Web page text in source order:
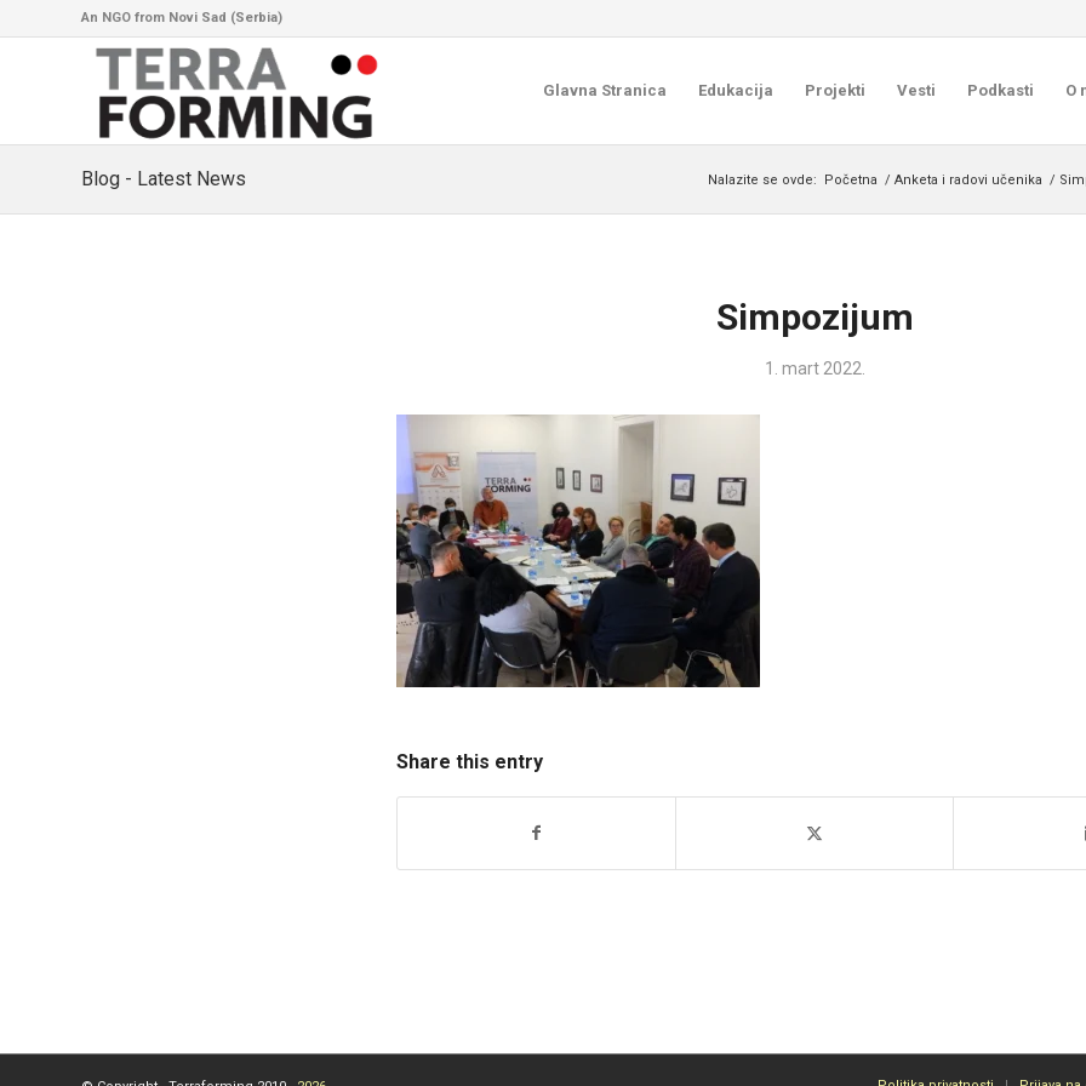
An NGO from Novi Sad (Serbia)
Glavna Stranica Edukacija Projekti Vesti Podkasti O
Blog - Latest News Nalazite se ovde: Početna / Anketa i radovi učenika /
Simpozijum
1. mart 2022.
Share this entry